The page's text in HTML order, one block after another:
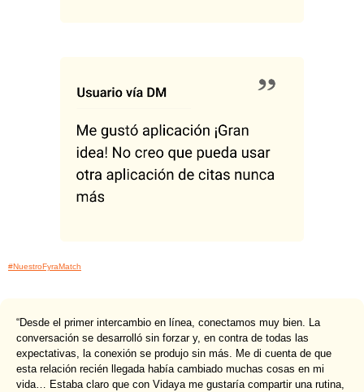
#NuestroFyraMatch
“Desde el primer intercambio en línea, conectamos muy bien. La
conversación se desarrolló sin forzar y, en contra de todas las
expectativas, la conexión se produjo sin más. Me di cuenta de que
esta relación recién llegada había cambiado muchas cosas en mi
vida… Estaba claro que con Vidaya me gustaría compartir una rutina,